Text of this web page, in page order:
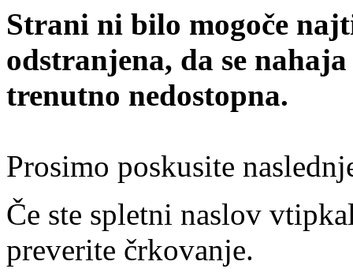
Strani ni bilo mogoče
odstranjena, da se
trenutno nedostopna.
Prosimo poskusite
Če ste spletni naslov
preverite črkovanje.